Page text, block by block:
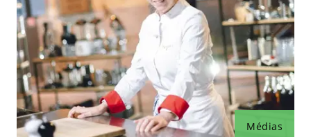
présentée par Stéphane Rotenberg et Sandrine
Corman, puis par Agathe Lecaron lors de la deuxième
saison, avant que Stéphane Rotenberg ne prenne les
rênes en tant que présentateur solo depuis la
troisième saison. Top Chef est très populaire en
France, se classant en dixième place du classement
général des émissions préférées des Français et en
quatrième place des émissions lancées dans lesMédias